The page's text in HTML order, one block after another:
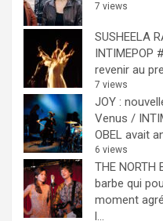
7 views
SUSHEELA
INTIMEPOP
revenir au
7 views
JOY :
Venus /
OBEL avait
6 views
THE NORTH
barbe qui
moment
l...